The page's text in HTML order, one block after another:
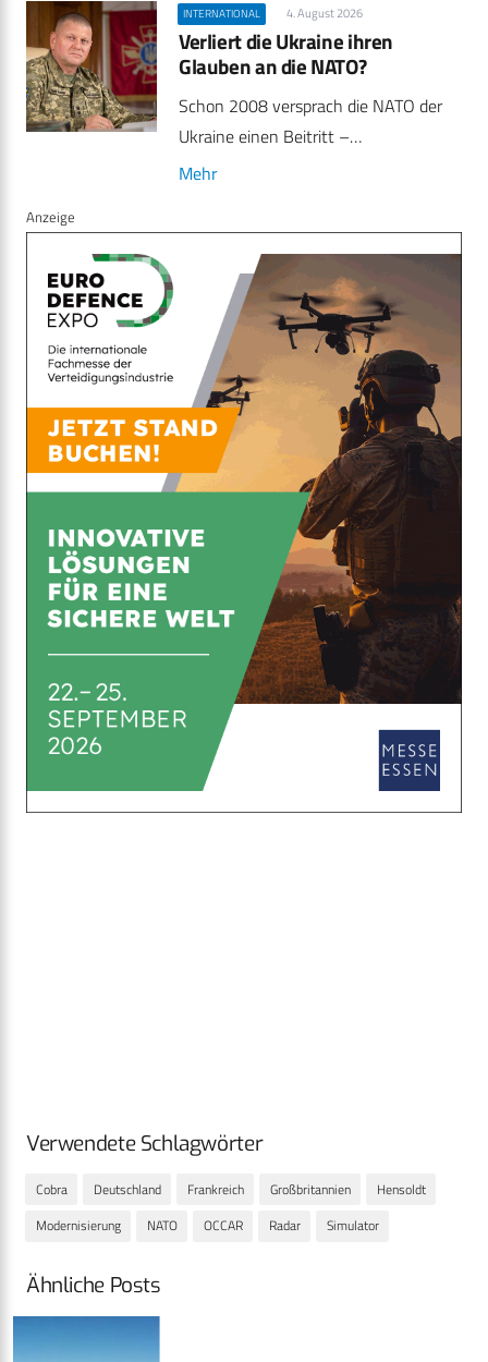
INTERNATIONAL 4. August 2026
Verliert die Ukraine ihren
Glauben an die NATO?
Schon 2008 versprach die NATO der
Ukraine einen Beitritt –…
Mehr
Anzeige
Verwendete Schlagwörter
Cobra Deutschland Frankreich Großbritannien
Hensoldt
Modernisierung
NATO OCCAR Radar Simulator
Ähnliche Posts